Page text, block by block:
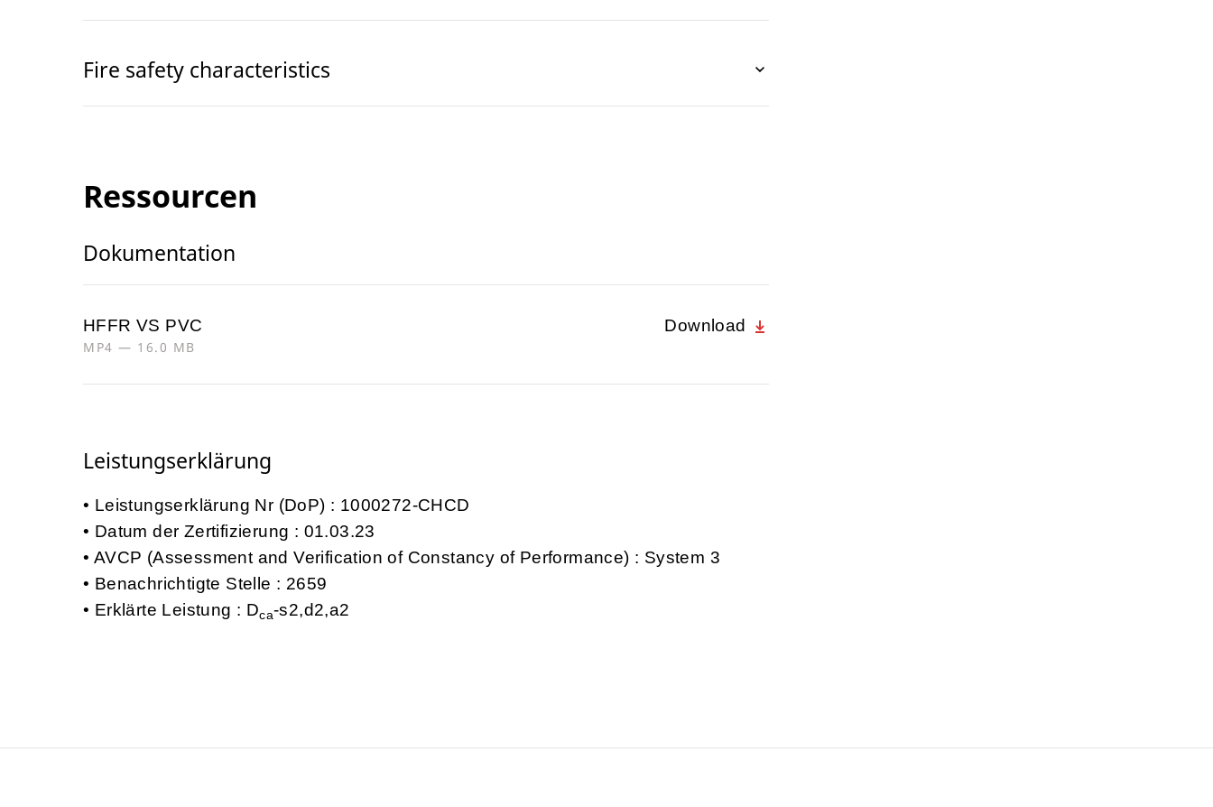
Fire safety characteristics
Ressourcen
Dokumentation
HFFR VS PVC
MP4 — 16.0 MB
Download
Leistungserklärung
Leistungserklärung Nr (DoP) : 1000272-CHCD
Datum der Zertifizierung : 01.03.23
AVCP (Assessment and Verification of Constancy of Performance) : System 3
Benachrichtigte Stelle : 2659
Erklärte Leistung : Dca-s2,d2,a2